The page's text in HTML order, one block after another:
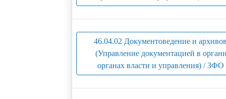
46.04.02 Документоведение и
(Управление документацией в
органах власти и управления) / ЗФО